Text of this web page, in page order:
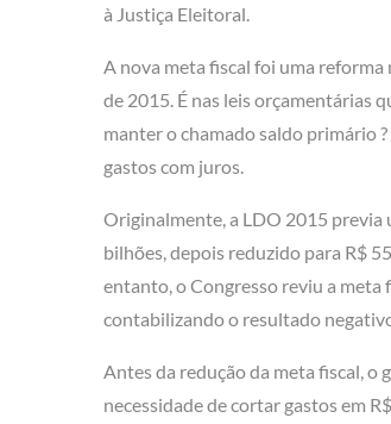
à Justiça Eleitoral.
A nova meta fiscal foi uma
de 2015. É nas leis orçamentárias
manter o chamado saldo primário
gastos com juros.
Originalmente, a LDO 2015 previa
bilhões, depois reduzido para R$
entanto, o Congresso reviu a meta
contabilizando o resultado
Antes da redução da meta fiscal, o
necessidade de cortar gastos em